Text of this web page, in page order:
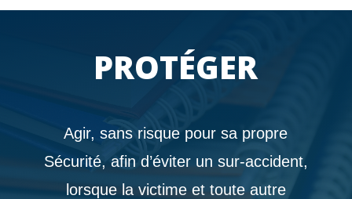
PROTÉGER
Agir, sans risque pour sa propre
Sécurité, afin d’éviter un sur-accident,
lorsque la victime et toute autre